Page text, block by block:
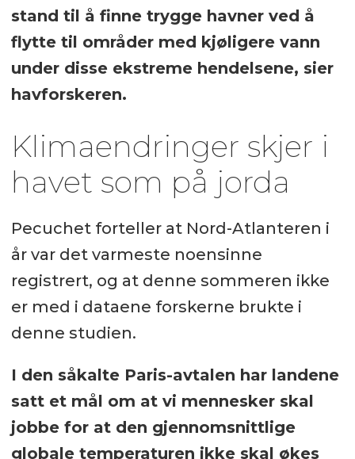
stand til å finne trygge havner ved å
flytte til områder med kjøligere vann
under disse ekstreme hendelsene, sier
havforskeren.
Klimaendringer skjer i
havet som på jorda
Pecuchet forteller at Nord-Atlanteren i
år var det varmeste noensinne
registrert, og at denne sommeren ikke
er med i dataene forskerne brukte i
denne studien.
I den såkalte Paris-avtalen har landene
satt et mål om at vi mennesker skal
jobbe for at den gjennomsnittlige
globale temperaturen ikke skal økes